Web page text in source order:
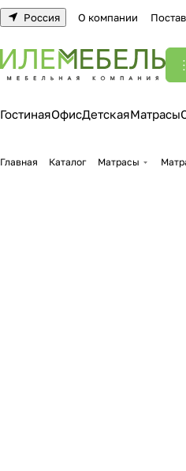
Россия О компании
ГостинаяОфисДетскаяМатрасы
Главная Каталог Матрасы